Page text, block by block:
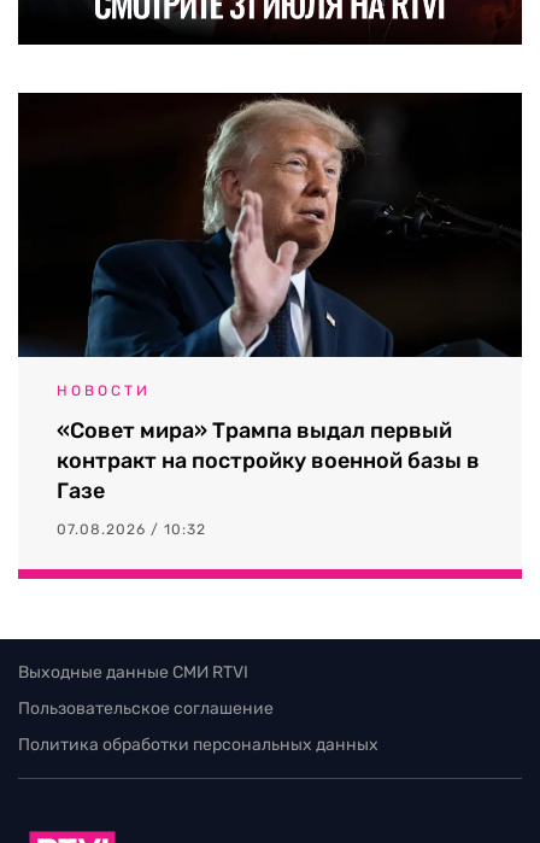
НОВОСТИ
«Совет мира» Трампа выдал первый
контракт на постройку военной базы в
Газе
07.08.2026 / 10:32
Выходные данные СМИ RTVI
Пользовательское соглашение
Политика обработки персональных данных